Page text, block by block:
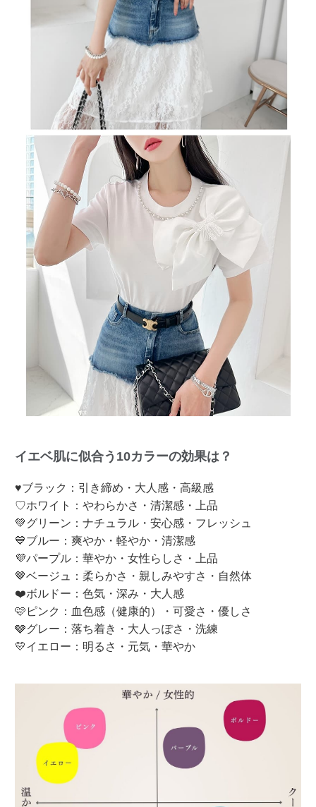
イエベ肌に似合う10カラーの効果は？
♥ブラック：引き締め・大人感・高級感
♡ホワイト：やわらかさ・清潔感・上品
💚グリーン：ナチュラル・安心感・フレッシュ
💙ブルー：爽やか・軽やか・清潔感
💜パープル：華やか・女性らしさ・上品
🤎ベージュ：柔らかさ・親しみやすさ・自然体
❤️ボルドー：色気・深み・大人感
🩷ピンク：血色感（健康的）・可愛さ・優しさ
🩶グレー：落ち着き・大人っぽさ・洗練
💛イエロー：明るさ・元気・華やか